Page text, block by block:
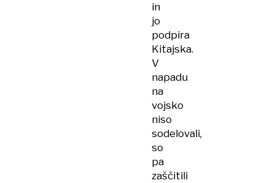
in
jo
podpira
Kitajska.
V
napadu
na
vojsko
niso
sodelovali,
so
pa
zaščitili